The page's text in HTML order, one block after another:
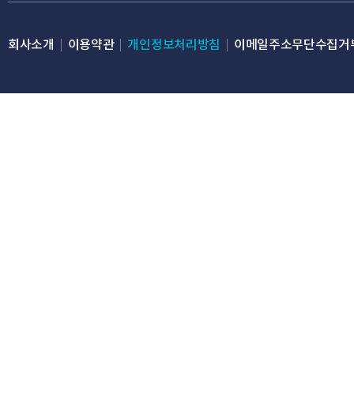
회사소개 이용약관 개인정보처리방침 이메일주소무단수집거